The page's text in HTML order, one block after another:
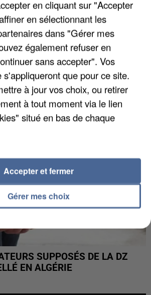
CES CANICULES, LES REFUGES
SONT...
SUPPOSÉS DE LA DZ
EN ALGÉRIE
en cliquant sur "Accepter
en sélectionnant les
dans "Gérer mes
également refuser en
sans accepter". Vos
s'appliqueront que pour ce site.
à jour vos choix, ou retirer
à tout moment via le lien
situé en bas de chaque
Gérer mes choix
Accepter et fermer